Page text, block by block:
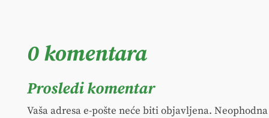
0 komentara
Prosledi komentar
Vaša adresa e-pošte neće biti objavljena.